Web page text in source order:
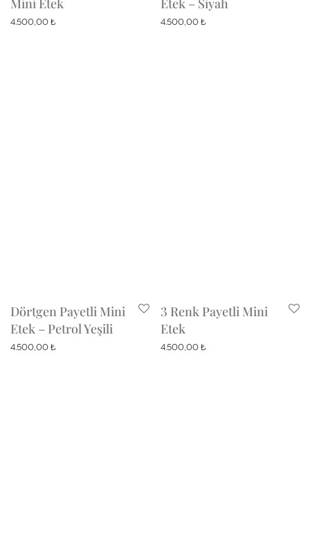
Mini Etek
4.500,00 ₺
Etek – Siyah
4.500,00 ₺
Dörtgen Payetli Mini
Etek – Petrol Yeşili
4.500,00 ₺
3 Renk Payetli Mini
Etek
4.500,00 ₺